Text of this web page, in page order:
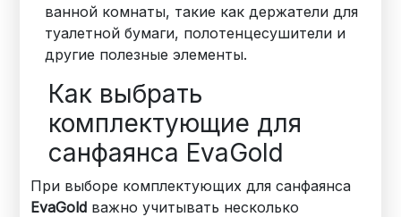
ванной комнаты, такие как держатели для
туалетной бумаги, полотенцесушители и
другие полезные элементы.
Как выбрать
комплектующие для
санфаянса EvaGold
При выборе комплектующих для санфаянса
EvaGold важно учитывать несколько